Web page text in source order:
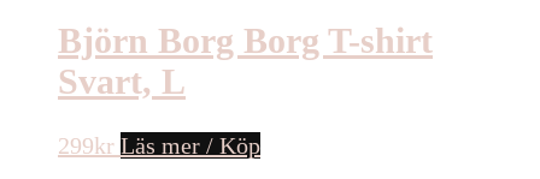
Björn Borg Borg T-shirt
Svart, L
299kr Läs mer / Köp